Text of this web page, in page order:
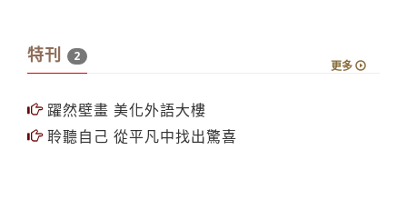
特刊 2
更多
躍然壁畫 美化外語大樓
聆聽自己 從平凡中找出驚喜